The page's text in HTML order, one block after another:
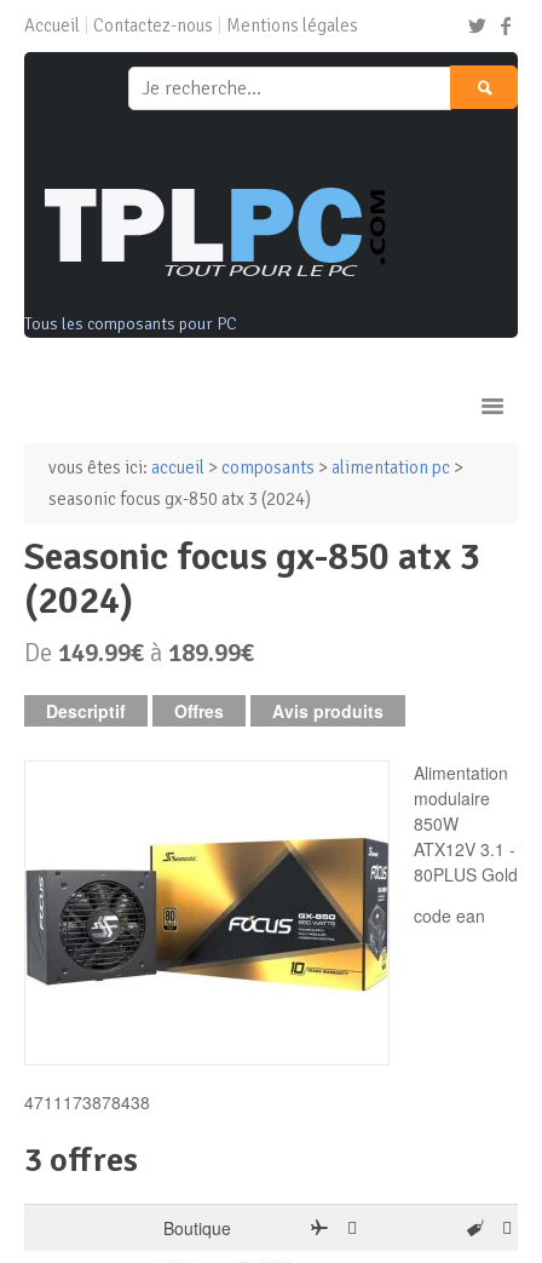
Accueil Contactez-nous Mentions légales
Tous les composants pour PC
Ordinateurs & Tablettes
PC de bureau
PC portable
Mini PC
Barebone
Tablettes
Alimentation PC
Boitier PC
Mémoire PC
Mémoire Notebook
Disque SSD
Clavier & Souris
Réseaux
vous êtes ici: accueil > composants > alimentation pc >
seasonic focus gx-850 atx 3 (2024)
seasonic focus gx-850 atx 3
(2024)
De 149.99€ à 189.99€
Descriptif Offres Avis produits
Alimentation
modulaire
850W
ATX12V 3.1 -
80PLUS Gold
code ean
4711173878438
3 offres
Boutique